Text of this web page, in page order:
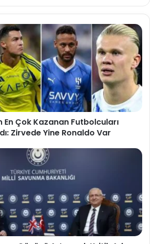
En Çok Kazanan Futbolcuları
Zirvede Yine Ronaldo Var